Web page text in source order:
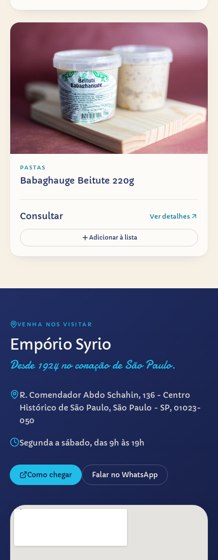
PASTAS
Babaghauge Beitute 220g
Consultar Ver detalhes
Adicionar à lista
VENHA NOS VISITAR
Empório Syrio
Desde 1924 no coração de São Paulo.
R. Comendador Abdo Schahin, 136 - Centro
Histórico de São Paulo, São Paulo - SP, 01023-
050
Segunda a sábado, das 9h às 19h
Como chegar Falar no WhatsApp